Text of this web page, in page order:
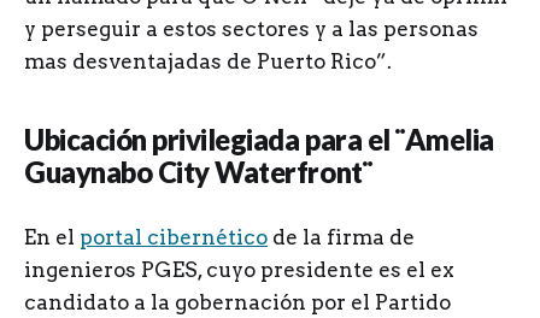
y perseguir a estos sectores y a las personas
mas desventajadas de Puerto Rico”.
Ubicación privilegiada para el ¨Amelia
Guaynabo City Waterfront¨
En el portal cibernético de la firma de
ingenieros PGES, cuyo presidente es el ex
candidato a la gobernación por el Partido